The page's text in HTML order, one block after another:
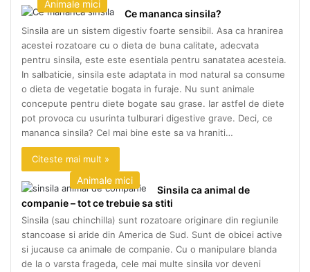
Animale mici
Ce mananca sinsila?
Sinsila are un sistem digestiv foarte sensibil. Asa ca hranirea
acestei rozatoare cu o dieta de buna calitate, adecvata
pentru sinsila, este este esentiala pentru sanatatea acesteia.
In salbaticie, sinsila este adaptata in mod natural sa consume
o dieta de vegetatie bogata in furaje. Nu sunt animale
concepute pentru diete bogate sau grase. Iar astfel de diete
pot provoca cu usurinta tulburari digestive grave. Deci, ce
mananca sinsila? Cel mai bine este sa va hraniti…
Citeste mai mult »
Animale mici
Sinsila ca animal de
companie – tot ce trebuie sa stiti
Sinsila (sau chinchilla) sunt rozatoare originare din regiunile
stancoase si aride din America de Sud. Sunt de obicei active
si jucause ca animale de companie. Cu o manipulare blanda
de la o varsta frageda, cele mai multe sinsila vor deveni